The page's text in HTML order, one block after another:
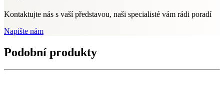
Kontaktujte nás s vaší představou, naši specialisté vám rádi poradí
Napište nám
Podobní produkty